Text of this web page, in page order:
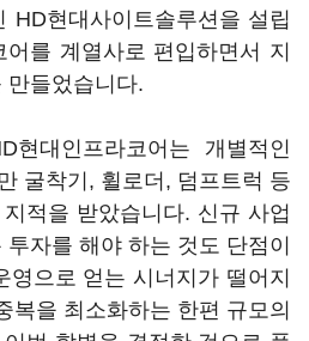
HD현대사이트솔루션을 설립
를 계열사로 편입하면서 지
만들었습니다.
현대인프라코어는 개별적인
굴착기, 휠로더, 덤프트럭 등
적을 받았습니다. 신규 사업
자를 해야 하는 것도 단점이
으로 얻는 시너지가 떨어지
복을 최소화하는 한편 규모의